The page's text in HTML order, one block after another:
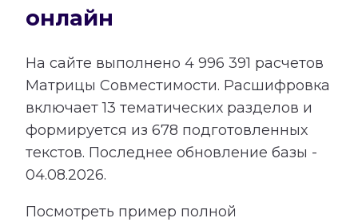
онлайн
На сайте выполнено 4 996 391 расчетов
Матрицы Совместимости. Расшифровка
включает13 тематических разделов и
формируется из 678 подготовленных
текстов. Последнее обновление базы -
04.08.2026.
Посмотреть пример полной